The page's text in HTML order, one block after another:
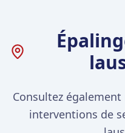
Consultez
interventions de